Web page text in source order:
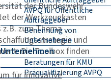
AVPQ für Öffentliche
Auftraggeber
Benennung von
Unternehmen
Unternehmen
Beratungen für KMU
Präqualifizierung AVPQ
der Bundeswehr
der Werkzeugkasten
zum Thema
und
Die Toolbox finden
für innovative